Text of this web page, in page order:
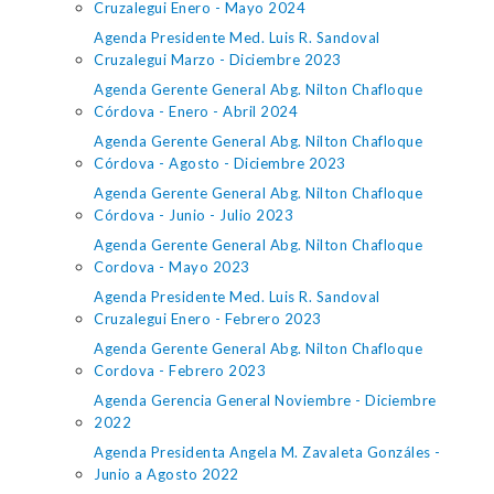
Cruzalegui Enero - Mayo 2024
Agenda Presidente Med. Luis R. Sandoval
Cruzalegui Marzo - Diciembre 2023
Agenda Gerente General Abg. Nilton Chafloque
Córdova - Enero - Abril 2024
Agenda Gerente General Abg. Nilton Chafloque
Córdova - Agosto - Diciembre 2023
Agenda Gerente General Abg. Nilton Chafloque
Córdova - Junio - Julio 2023
Agenda Gerente General Abg. Nilton Chafloque
Cordova - Mayo 2023
Agenda Presidente Med. Luis R. Sandoval
Cruzalegui Enero - Febrero 2023
Agenda Gerente General Abg. Nilton Chafloque
Cordova - Febrero 2023
Agenda Gerencia General Noviembre - Diciembre
2022
Agenda Presidenta Angela M. Zavaleta Gonzáles -
Junio a Agosto 2022